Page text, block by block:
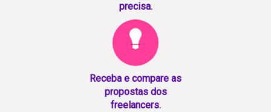
precisa.
Receba e compare as
propostas dos
freelancers.